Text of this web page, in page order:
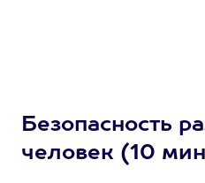
Безопасность
человек (10